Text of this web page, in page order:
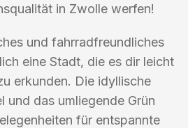
in Zwolle werfen!
und fahrradfreundliches
eine Stadt, die es dir leicht
erkunden. Die idyllische
und das umliegende Grün
für entspannte